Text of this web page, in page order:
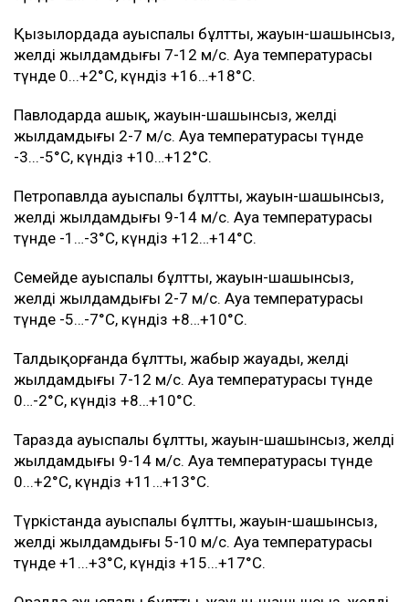
Қызылордада ауыспалы бұлтты, жауын-шашынсыз,
желдің жылдамдығы 7-12 м/с. Ауа температурасы
түнде 0...+2°C, күндіз +16…+18°C.
Павлодарда ашық, жауын-шашынсыз, желдің
жылдамдығы 2-7 м/с. Ауа температурасы түнде
-3...-5°C, күндіз +10…+12°C.
Петропавлда ауыспалы бұлтты, жауын-шашынсыз,
желдің жылдамдығы 9-14 м/с. Ауа температурасы
түнде -1…-3°C, күндіз +12…+14°C.
Семейде ауыспалы бұлтты, жауын-шашынсыз,
желдің жылдамдығы 2-7 м/с. Ауа температурасы
түнде -5…-7°C, күндіз +8…+10°C.
Талдықорғанда бұлтты, жаңбыр жауады, желдің
жылдамдығы 7-12 м/с. Ауа температурасы түнде
0…-2°C, күндіз +8…+10°C.
Таразда ауыспалы бұлтты, жауын-шашынсыз, желдің
жылдамдығы 9-14 м/с. Ауа температурасы түнде
0...+2°C, күндіз +11…+13°C.
Түркістанда ауыспалы бұлтты, жауын-шашынсыз,
желдің жылдамдығы 5-10 м/с. Ауа температурасы
түнде +1...+3°C, күндіз +15...+17°C.